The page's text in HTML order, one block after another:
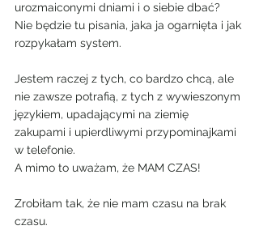
urozmaiconymi dniami i o siebie dbać?
Nie będzie tu pisania, jaka ja ogarnięta i jak
rozpykałam system.
Jestem raczej z tych, co bardzo chcą, ale
nie zawsze potrafią, z tych z wywieszonym
językiem, upadającymi na ziemię
zakupami i upierdliwymi przypominajkami
w telefonie.
A mimo to uważam, że MAM CZAS!
Zrobiłam tak, że nie mam czasu na brak
czasu.